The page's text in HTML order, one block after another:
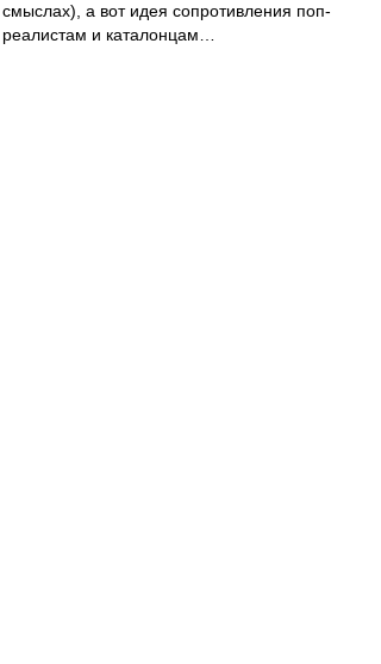
смыслах), а вот идея сопротивления поп-
реалистам и каталонцам…